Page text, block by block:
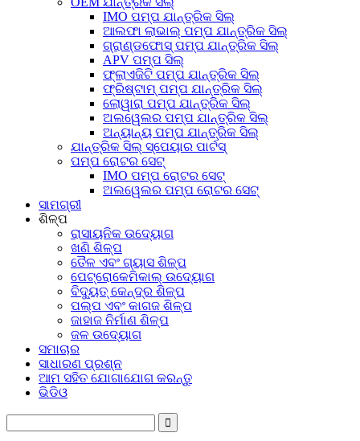
IMO ପମ୍ପ ଯାନ୍ତ୍ରିକ ସିଲ୍
ଆଲଫା ଲାଭାଲ୍ ପମ୍ପ ଯାନ୍ତ୍ରିକ ସିଲ୍
ଗ୍ରାଣ୍ଡଫୋସ୍ ପମ୍ପ ଯାନ୍ତ୍ରିକ ସିଲ୍
APV ପମ୍ପ ସିଲ୍
ଫ୍ଲାଏଜିଟି ପମ୍ପ ଯାନ୍ତ୍ରିକ ସିଲ୍
ଫ୍ରିଷ୍ଟାମ୍ ପମ୍ପ ଯାନ୍ତ୍ରିକ ସିଲ୍
ଲୋୱାରା ପମ୍ପ ଯାନ୍ତ୍ରିକ ସିଲ୍
ଅଲୱେଲର ପମ୍ପ ଯାନ୍ତ୍ରିକ ସିଲ୍
ଅନ୍ୟାନ୍ୟ ପମ୍ପ ଯାନ୍ତ୍ରିକ ସିଲ୍
ଯାନ୍ତ୍ରିକ ସିଲ୍ ସ୍ପେୟାର ପାର୍ଟସ୍
ପମ୍ପ ରୋଟର ସେଟ୍
IMO ପମ୍ପ ରୋଟର ସେଟ୍
ଅଲୱେଲର ପମ୍ପ ରୋଟର ସେଟ୍
ସାମଗ୍ରୀ
ଶିଳ୍ପ
ରାସାୟନିକ ଉଦ୍ୟୋଗ
ଖଣି ଶିଳ୍ପ
ତୈଳ ଏବଂ ଗ୍ୟାସ ଶିଳ୍ପ
ପେଟ୍ରୋକେମିକାଲ୍ ଉଦ୍ୟୋଗ
ବିଦ୍ୟୁତ୍ କେନ୍ଦ୍ର ଶିଳ୍ପ
ପଲ୍ପ ଏବଂ କାଗଜ ଶିଳ୍ପ
ଜାହାଜ ନିର୍ମାଣ ଶିଳ୍ପ
ଜଳ ଉଦ୍ୟୋଗ
ସମାଚାର
ସାଧାରଣ ପ୍ରଶ୍ନ
ଆମ ସହିତ ଯୋଗାଯୋଗ କରନ୍ତୁ
ଭିଡିଓ